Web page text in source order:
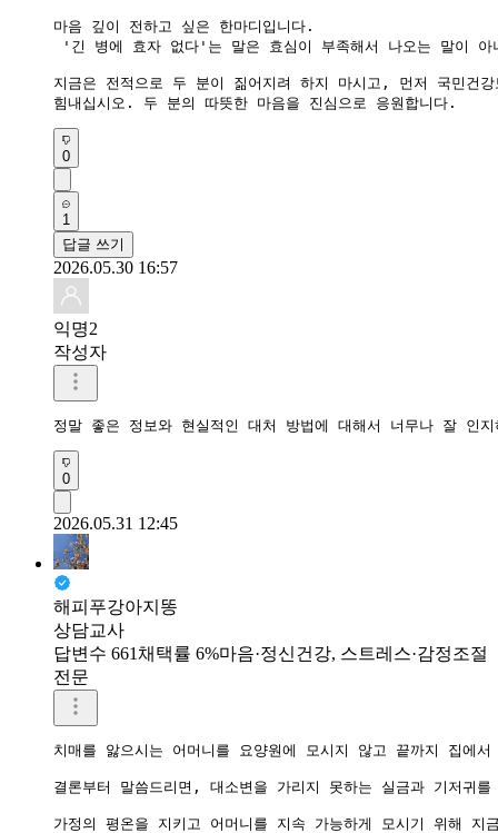
마음 깊이 전하고 싶은 한마디입니다.
'긴 병에 효자 없다'는 말은 효심이 부족해서 나오는 말이 아
지금은 전적으로 두 분이 짊어지려 하지 마시고, 먼저 국민건
0
1
답글 쓰기
2026.05.30 16:57
익명2
작성자
정말 좋은 정보와 현실적인 대처 방법에 대해서 너무나 잘 인
0
2026.05.31 12:45
해피푸강아지똥
상담교사
답변수 661 채택률 6%마음·정신건강, 스트레스·감정조절
전문
치매를 앓으시는 어머니를 요양원에 모시지 않고 끝까지 집
결론부터 말씀드리면, 대소변을 가리지 못하는 실금과 기저
가정의 평온을 지키고 어머니를 지속 가능하게 모시기 위해